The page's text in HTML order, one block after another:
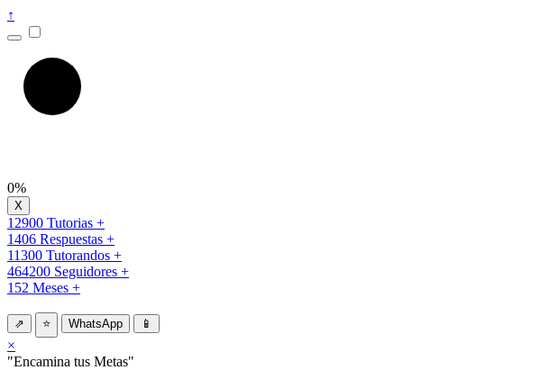
↑
0%
12900 Tutorias +
1406 Respuestas +
11300 Tutorandos +
464200 Seguidores +
152 Meses +
⇗ ⭐ WhatsApp 📱
×
"Encamina tus Metas"